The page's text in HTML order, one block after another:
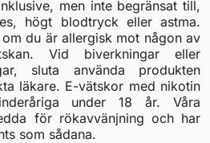
men inte begränsat till,
högt blodtryck eller astma.
du är allergisk mot någon av
Vid biverkningar eller
sluta använda produkten
läkare. E-vätskor med nikotin
under 18 år. Våra
för rökavvänjning och har
som sådana.